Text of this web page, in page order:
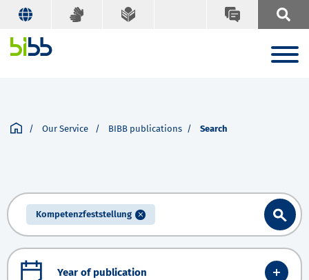
Our Service BIBB publications Search
Kompetenzfeststellung
Year of publication